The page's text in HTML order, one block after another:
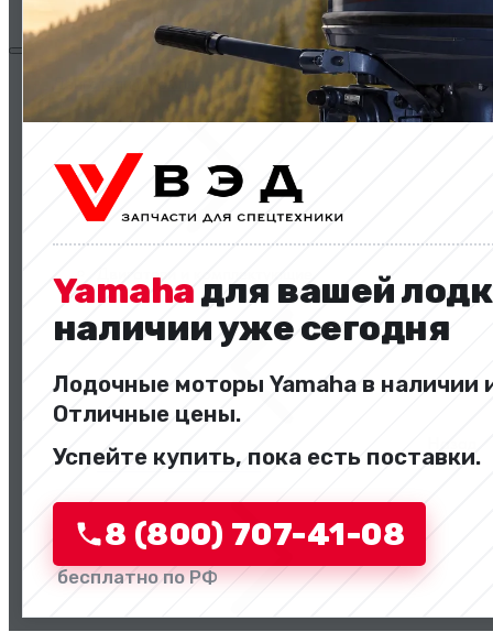
Yamahaдля вашей
наличии уже сегодня
Лодочные моторы Yamaha в наличии
Отличные цены.
Успейте купить, пока есть поставки.
8 (800) 707-41-08
бесплатно по РФ
Двигатели и комплектующие
Двигатели и комплектующие
Перейти в категорию